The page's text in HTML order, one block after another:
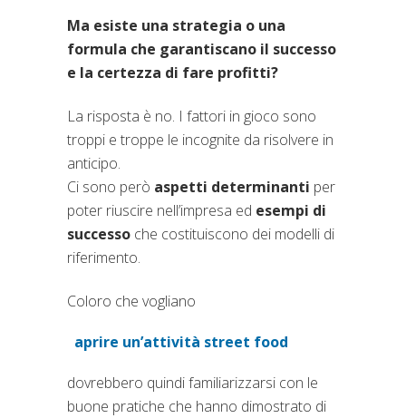
Ma esiste una strategia o una
formula che garantiscano il successo
e la certezza di fare profitti?
La risposta è no. I fattori in gioco sono
troppi e troppe le incognite da risolvere in
anticipo.
Ci sono però aspetti determinanti per
poter riuscire nell’impresa ed esempi di
successo che costituiscono dei modelli di
riferimento.
Coloro che vogliano
aprire un’attività street food
(si apre in una nuova scheda)
dovrebbero quindi familiarizzarsi con le
buone pratiche che hanno dimostrato di